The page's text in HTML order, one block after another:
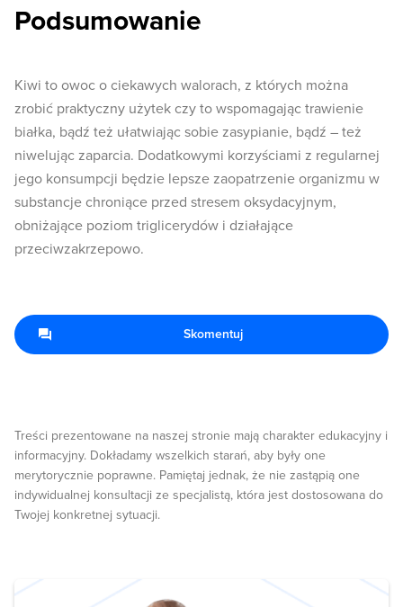
Podsumowanie
Kiwi to owoc o ciekawych walorach, z których można
zrobić praktyczny użytek czy to wspomagając trawienie
białka, bądź też ułatwiając sobie zasypianie, bądź – też
niwelując zaparcia. Dodatkowymi korzyściami z regularnej
jego konsumpcji będzie lepsze zaopatrzenie organizmu w
substancje chroniące przed stresem oksydacyjnym,
obniżające poziom triglicerydów i działające
przeciwzakrzepowo.
Treści prezentowane na naszej stronie mają charakter edukacyjny i
informacyjny. Dokładamy wszelkich starań, aby były one
merytorycznie poprawne. Pamiętaj jednak, że nie zastąpią one
indywidualnej konsultacji ze specjalistą, która jest dostosowana do
Twojej konkretnej sytuacji.
Skomentuj